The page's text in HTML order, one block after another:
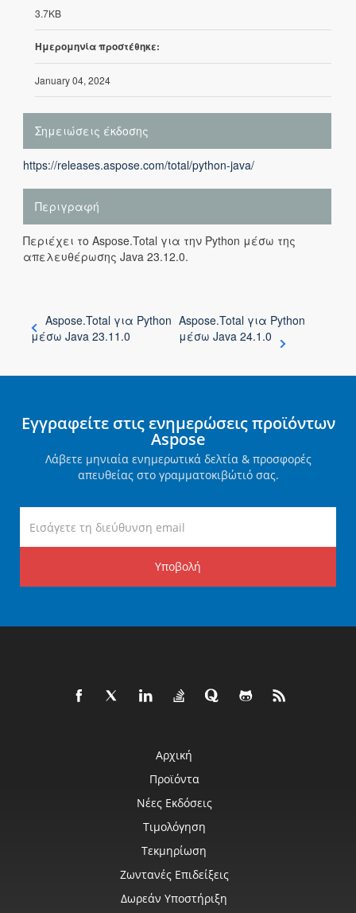
3.7KB
Ημερομηνία προστέθηκε:
January 04, 2024
Σημειώσεις έκδοσης
https://releases.aspose.com/total/python-java/
Περιγραφή
Περιέχει το Aspose.Total για την Python μέσω της
απελευθέρωσης Java 23.12.0.
Aspose.Total για Python
μέσω Java 23.11.0
Aspose.Total για Python
μέσω Java 24.1.0
Εγγραφείτε στις ενημερώσεις προϊόντων
Aspose
Λάβετε μηνιαία ενημερωτικά δελτία & προσφορές
απευθείας στο γραμματοκιβώτιό σας.
Υποβολή
Αρχική
Προϊόντα
Νέες Εκδόσεις
Τιμολόγηση
Τεκμηρίωση
Ζωντανές Επιδείξεις
Δωρεάν Υποστήριξη